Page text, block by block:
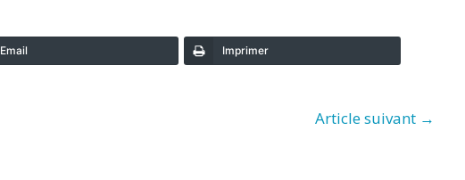
Email Imprimer
Article suivant →